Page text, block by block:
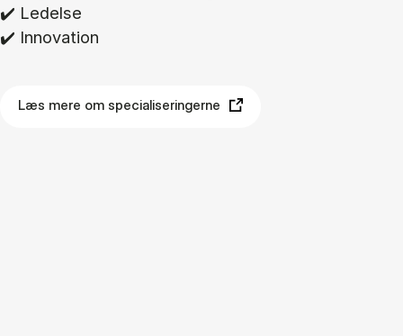
✔️ Le­del­se
✔️ In­nova­tion
Læs mere om specialiseringerne